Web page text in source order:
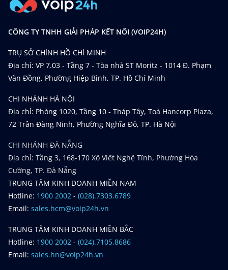
CÔNG TY TNHH GIẢI PHÁP KẾT NỐI (VOIP24H)
TRỤ SỞ CHÍNH HỒ CHÍ MINH
Địa chỉ: VP 7.03 - Tầng 7 - Tòa nhà ST Moritz - 1014 Đ. Phạm
Văn Đồng, Phường Hiệp Bình, TP. Hồ Chí Minh
CHI NHÁNH HÀ NỘI
Địa chỉ: Phòng 1020, Tầng 10 - Tháp Tây, Toà Hancorp Plaza,
72 Trần Đăng Ninh, Phường Nghĩa Đô, TP. Hà Nội
CHI NHÁNH ĐÀ NẴNG
Địa chỉ: Tầng 3, 168-170 Xô Viết Nghệ Tĩnh, Phường Hòa
Cường, TP. Đà Nẵng
TRUNG TÂM KINH DOANH MIỀN NAM
Hotline: 1900 2002 - (028).7303.6789
Email: sales.hcm@voip24h.vn
TRUNG TÂM KINH DOANH MIỀN BẮC
Hotline: 1900 2002 - (024).7105.8686
Email: sales.hn@voip24h.vn